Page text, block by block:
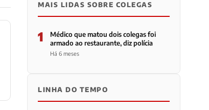
MAIS LIDAS SOBRE COLEGAS
1
Médico que matou dois colegas foi
armado ao restaurante, diz polícia
Há 6 meses
LINHA DO TEMPO